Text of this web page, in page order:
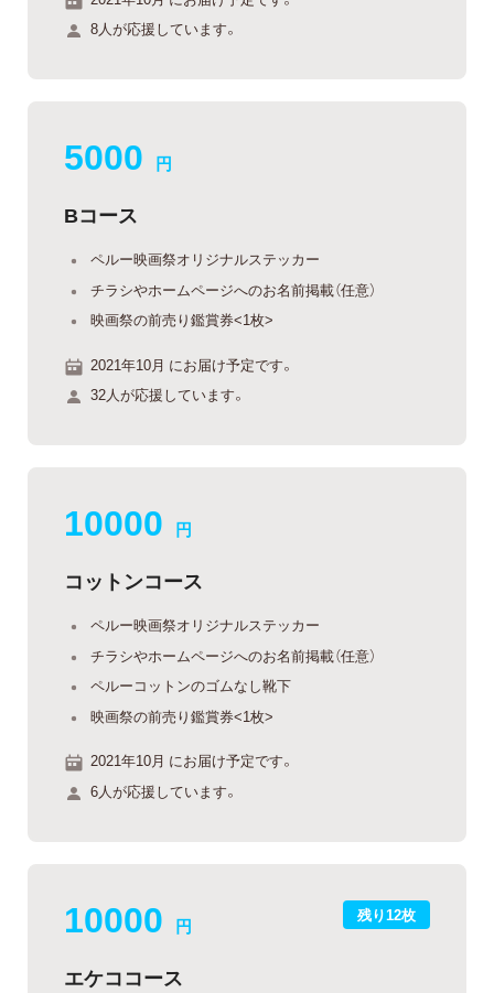
8人が応援しています。
5000 円
Bコース
ペルー映画祭オリジナルステッカー
チラシやホームページへのお名前掲載（任意）
映画祭の前売り鑑賞券<1枚>
2021年10月 にお届け予定です。
32人が応援しています。
10000 円
コットンコース
ペルー映画祭オリジナルステッカー
チラシやホームページへのお名前掲載（任意）
ペルーコットンのゴムなし靴下
映画祭の前売り鑑賞券<1枚>
2021年10月 にお届け予定です。
6人が応援しています。
残り12枚
10000 円
エケココース